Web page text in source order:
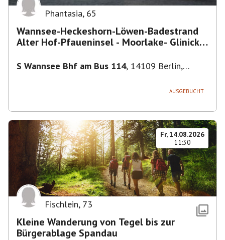
Phantasia, 65
Wannsee-Heckeshorn-Löwen-Badestrand
Alter Hof-Pfaueninsel - Moorlake- Glinicker
S Wannsee Bhf am Bus 114, 14109 Berlin,
AUSGEBUCHT
Fr, 14.08.2026
11:30
Fischlein, 73
Kleine Wanderung von Tegel bis zur
Bürgerablage Spandau